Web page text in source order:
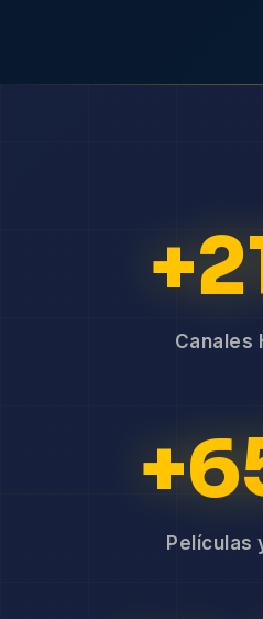
Canales
Películas